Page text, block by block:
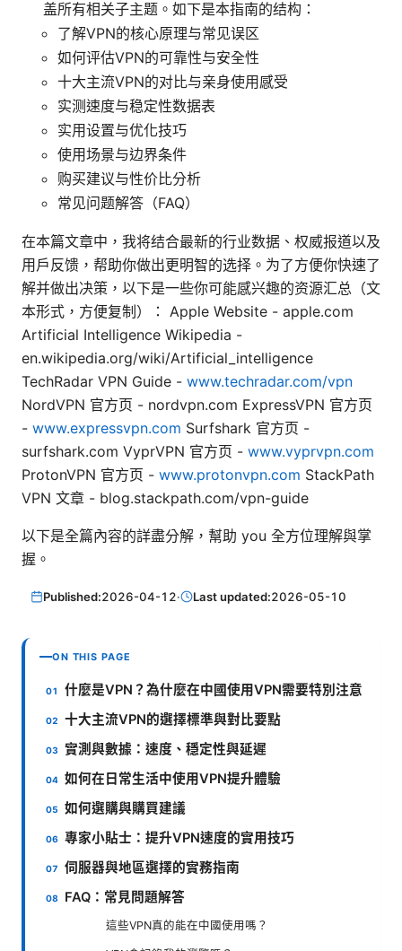
盖所有相关子主题。如下是本指南的结构：
了解VPN的核心原理与常见误区
如何评估VPN的可靠性与安全性
十大主流VPN的对比与亲身使用感受
实测速度与稳定性数据表
实用设置与优化技巧
使用场景与边界条件
购买建议与性价比分析
常见问题解答（FAQ）
在本篇文章中，我将结合最新的行业数据、权威报道以及
用户反馈，帮助你做出更明智的选择。为了方便你快速了
解并做出决策，以下是一些你可能感兴趣的资源汇总（文
本形式，方便复制）： Apple Website - apple.com
Artificial Intelligence Wikipedia -
en.wikipedia.org/wiki/Artificial_intelligence
TechRadar VPN Guide - www.techradar.com/vpn
NordVPN 官方页 - nordvpn.com ExpressVPN 官方页
- www.expressvpn.com Surfshark 官方页 -
surfshark.com VyprVPN 官方页 - www.vyprvpn.com
ProtonVPN 官方页 - www.protonvpn.com StackPath
VPN 文章 - blog.stackpath.com/vpn-guide
以下是全篇內容的詳盡分解，幫助 you 全方位理解與掌
握。
Published:2026-04-12· Last updated:2026-05-10
ON THIS PAGE
什麼是VPN？為什麼在中國使用VPN需要特別注意
十大主流VPN的選擇標準與對比要點
實測與數據：速度、穩定性與延遲
如何在日常生活中使用VPN提升體驗
如何選購與購買建議
專家小貼士：提升VPN速度的實用技巧
伺服器與地區選擇的實務指南
FAQ：常見問題解答
這些VPN真的能在中國使用嗎？